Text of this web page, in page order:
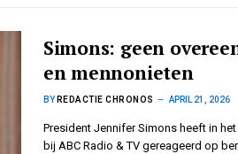
Simons: geen
en mennonieten
BY REDACTIE CHRONOS APRIL 21, 2026
President Jennifer Simons heeft in
bij ABC Radio & TV gereageerd op